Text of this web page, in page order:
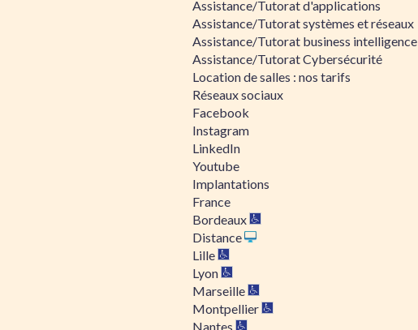
Assistance/Tutorat d'applications
Assistance/Tutorat systèmes et réseaux
Assistance/Tutorat business intelligence
Assistance/Tutorat Cybersécurité
Location de salles : nos tarifs
Réseaux sociaux
Facebook
Instagram
LinkedIn
Youtube
Implantations
France
Bordeaux
Distance
Lille
Lyon
Marseille
Montpellier
Nantes